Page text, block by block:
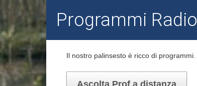
Programmi Radio
Il nostro palinsesto è ricco di programmi.
Ascolta Prof a distanza